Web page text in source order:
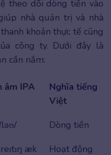
theo dõi dòng tiền vào
nhà quản trị và nhà
khoản thực tế cũng
công ty. Dưới đây là
cần nắm:
âm IPA
Nghĩa tiếng
Việt
Dòng tiền
æk
Hoạt động